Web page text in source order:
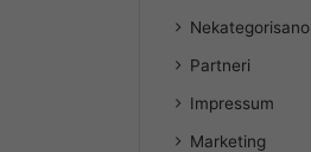
Nekategorisano
Partneri
Impressum
Marketing